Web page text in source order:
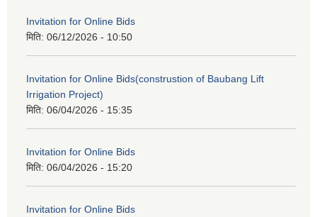
Invitation for Online Bids
मिति: 06/12/2026 - 10:50
Invitation for Online Bids(construstion of Baubang Lift
Irrigation Project)
मिति: 06/04/2026 - 15:35
Invitation for Online Bids
मिति: 06/04/2026 - 15:20
Invitation for Online Bids